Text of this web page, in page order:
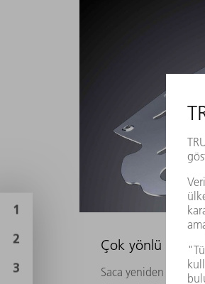
Çok yönlü
Saca yeniden form